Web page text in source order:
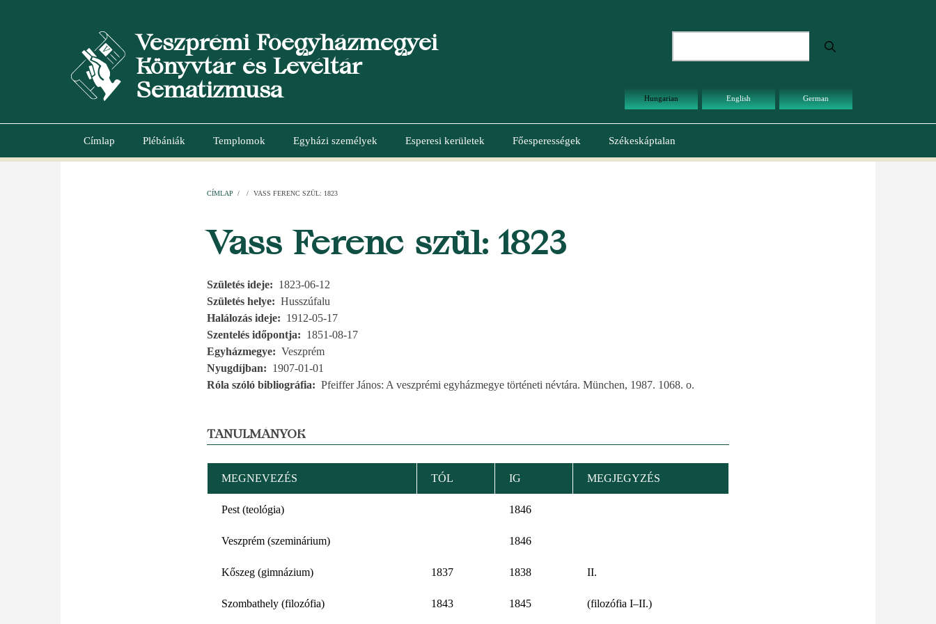
Veszprémi Főegyházmegyei
Könyvtár és Levéltár
Sematizmusa
Hungarian English German
Main
Címlap Plébániák Templomok Egyházi személyek Esperesi kerületek Főesperességek Székeskáptalan
CÍMLAP / / VASS FERENC SZÜL: 1823
Vass Ferenc szül: 1823
Születés ideje
1823-06-12
Születés helye
Husszúfalu
Halálozás ideje
1912-05-17
Szentelés időpontja
1851-08-17
Egyházmegye
Veszprém
Nyugdíjban
1907-01-01
Róla szóló bibliográfia
Pfeiffer János: A veszprémi egyházmegye történeti névtára. München, 1987. 1068. o.
TANULMÁNYOK
MEGNEVEZÉS TÓL IG MEGJEGYZÉS
Pest (teológia) 1846
Veszprém (szeminárium) 1846
Kőszeg (gimnázium) 1837 1838 II.
Szombathely (filozófia) 1843 1845 (filozófia I–II.)